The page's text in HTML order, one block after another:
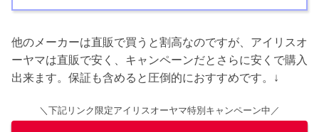
他のメーカーは直販で買うと割高なのですが、アイリスオ
ーヤマは直販で安く、キャンペーンだとさらに安くで購入
出来ます。保証も含めると圧倒的におすすめです。↓
＼下記リンク限定アイリスオーヤマ特別キャンペーン中／